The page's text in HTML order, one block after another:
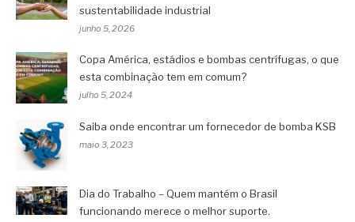
sustentabilidade industrial
junho 5, 2026
Copa América, estádios e bombas centrífugas, o que
esta combinação tem em comum?
julho 5, 2024
Saiba onde encontrar um fornecedor de bomba KSB
maio 3, 2023
Dia do Trabalho – Quem mantém o Brasil
funcionando merece o melhor suporte.